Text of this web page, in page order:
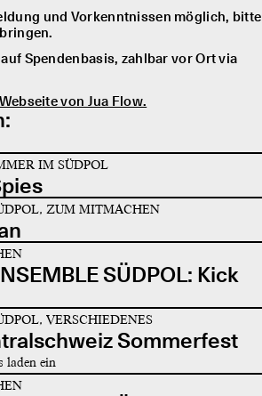
und Vorkenntnissen möglich, bitte
Spendenbasis, zahlbar vor Ort via
Webseite von Jua Flow.
IM SÜDPOL
ZUM MITMACHEN
SÜDPOL: Kick
VERSCHIEDENES
Sommerfest
laden ein